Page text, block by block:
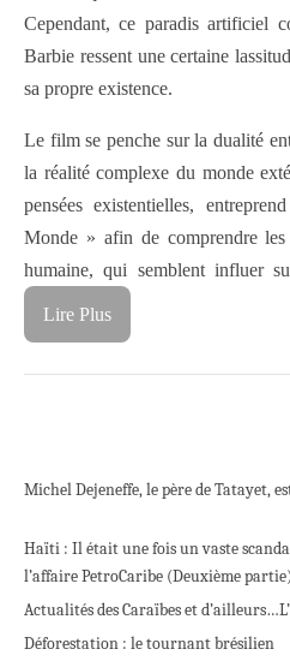
Cependant, ce paradis artificiel
Barbie ressent une certaine
sa propre existence.
Le film se penche sur la dualité
la réalité complexe du monde
pensées existentielles,
Monde » afin de comprendre
humaine, qui semblent influer
Lire Plus
Michel Dejeneffe, le père de Tatayet,
Haïti : Il était une fois un vaste
l’affaire PetroCaribe (Deuxième partie)
Actualités des Caraïbes et d’ailleurs…
Déforestation : le tournant brésilien